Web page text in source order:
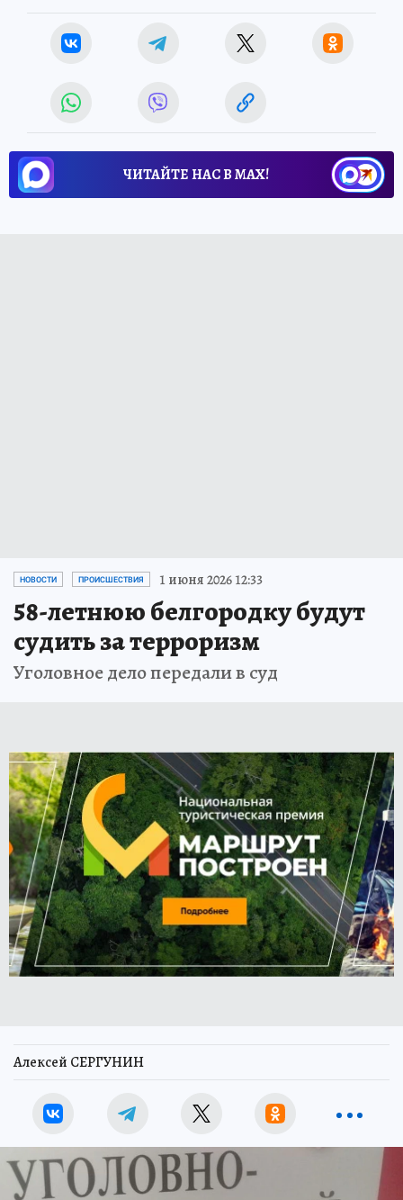
ЧИТАЙТЕ НАС В МАХ!
НОВОСТИ ПРОИСШЕСТВИЯ 1 июня 2026 12:33
58-летнюю белгородку будут
судить за терроризм
Уголовное дело передали в суд
Алексей СЕРГУНИН